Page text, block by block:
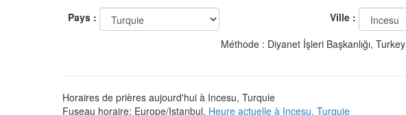
Pays :
Ville :
Méthode : Diyanet İşleri Başkanlığı, Turkey
Horaires de prières aujourd'hui à Incesu, Turquie
Fuseau horaire: Europe/Istanbul. Heure actuelle à Incesu, Turquie